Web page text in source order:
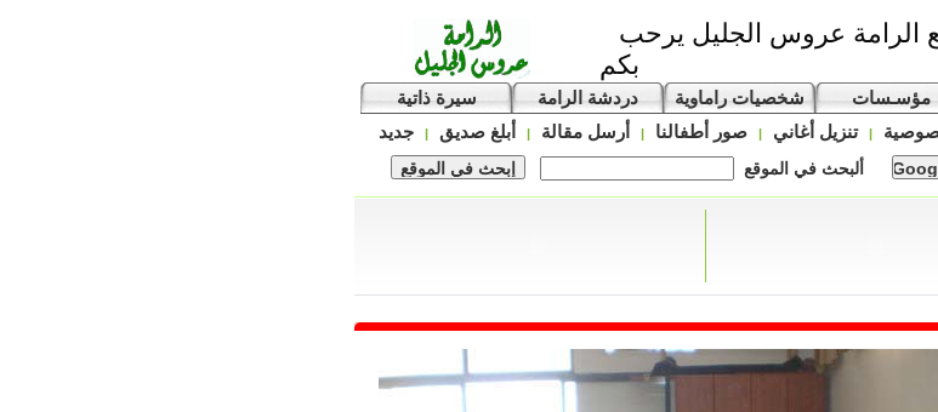
الرامة عروس الجليل يرحب
بكم
سيرة ذاتية دردشة الرامة شخصيات راماوية مؤسـسات
| تنزيل أغاني | صور أطفالنا | أرسل مقالة | أبلغ صديق | جديد
ألبحث في الموقع